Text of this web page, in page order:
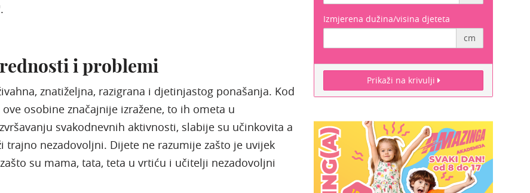
i problemi
znatiželjna, razigrana i djetinjastog ponašanja. Kod
ove osobine značajnije izražene, to ih ometa u
svakodnevnih aktivnosti, slabije su učinkovita a
trajno nezadovoljni. Dijete ne razumije zašto je uvijek
zašto su mama, tata, teta u vrtiću i učitelji nezadovoljni
Izmjerena dužina/visina djeteta
cm
Prikaži na krivulji